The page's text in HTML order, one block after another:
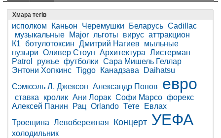
Хмара тегів
исполком Каньон Черемушки Беларусь Cadillac
музыкальные
Major льготы вирус аттракцион
К1
ботулотоксин Дмитрий Нагиев
мыльные
пузыри Оливер Стоун Архитектура Листерман
Patrol
ружье футболки Сара Мишель Геллар
Энтони Хопкинс Tiggo Канадзава
Daihatsu
Сэмюэль Л. Джексон Александр Попов евро
ставка кролик Ани Лорак Софи Марсо форекс
Алексей Панин
Рац Orlando Тете
Евлах
Троещина Левобережная Концерт УЕФА
холодильник